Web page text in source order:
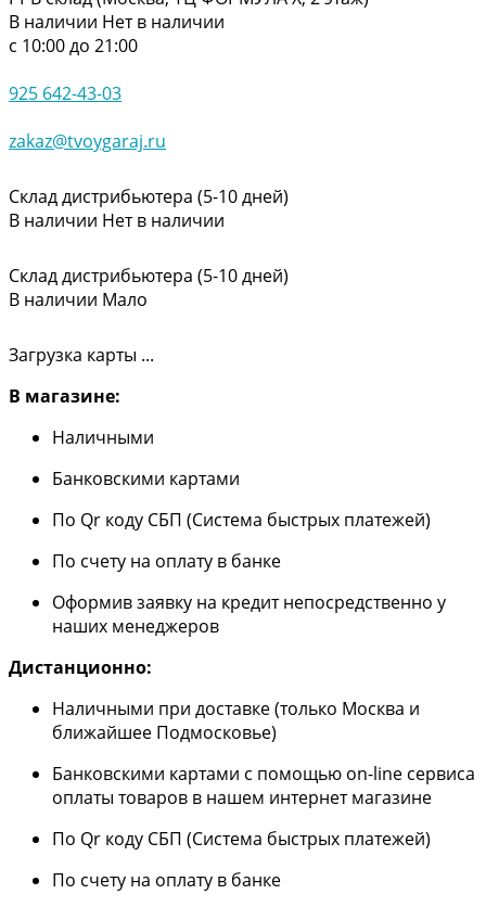
В наличии Нет в наличии
с 10:00 до 21:00
925 642-43-03
zakaz@tvoygaraj.ru
Склад дистрибьютера (5-10 дней)
В наличии Нет в наличии
Склад дистрибьютера (5-10 дней)
В наличии Мало
Загрузка карты ...
В магазине:
Наличными
Банковскими картами
По Qr коду СБП (Система быстрых платежей)
По счету на оплату в банке
Оформив заявку на кредит непосредственно у
наших менеджеров
Дистанционно:
Наличными при доставке (только Москва и
ближайшее Подмосковье)
Банковскими картами с помощью on-line сервиса
оплаты товаров в нашем интернет магазине
По Qr коду СБП (Система быстрых платежей)
По счету на оплату в банке